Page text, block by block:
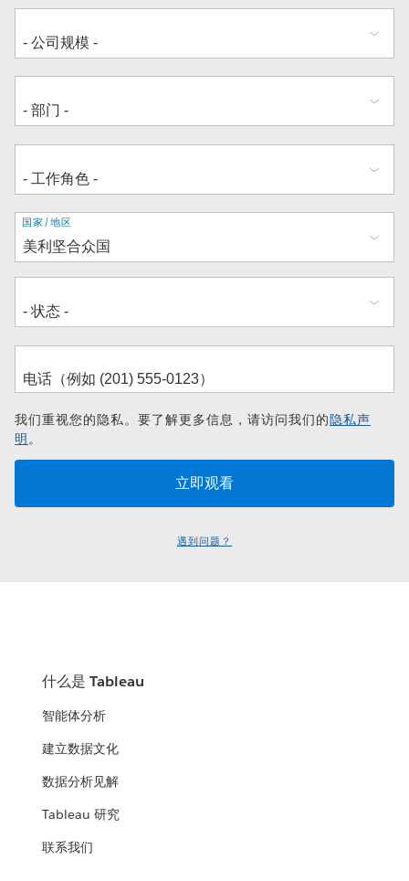
地
址
国家/地区
我们重视您的隐私。要了解更多信息，请访问我们的隐私声
明。
遇到问题？
什么是 Tableau
智能体分析
建立数据文化
数据分析见解
Tableau 研究
联系我们